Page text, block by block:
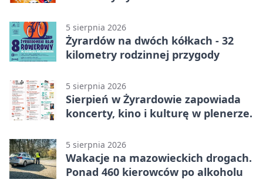
5 sierpnia 2026
Żyrardów na dwóch kółkach - 32
kilometry rodzinnej przygody
5 sierpnia 2026
Sierpień w Żyrardowie zapowiada
koncerty, kino i kulturę w plenerze.
5 sierpnia 2026
Wakacje na mazowieckich drogach.
Ponad 460 kierowców po alkoholu